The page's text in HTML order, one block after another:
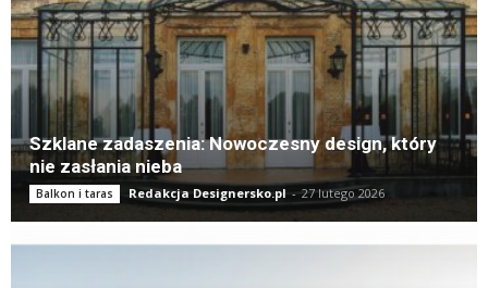
Szklane zadaszenia: Nowoczesny design, który
nie zasłania nieba
Balkon i taras Redakcja Designersko.pl - 27 lutego 2026